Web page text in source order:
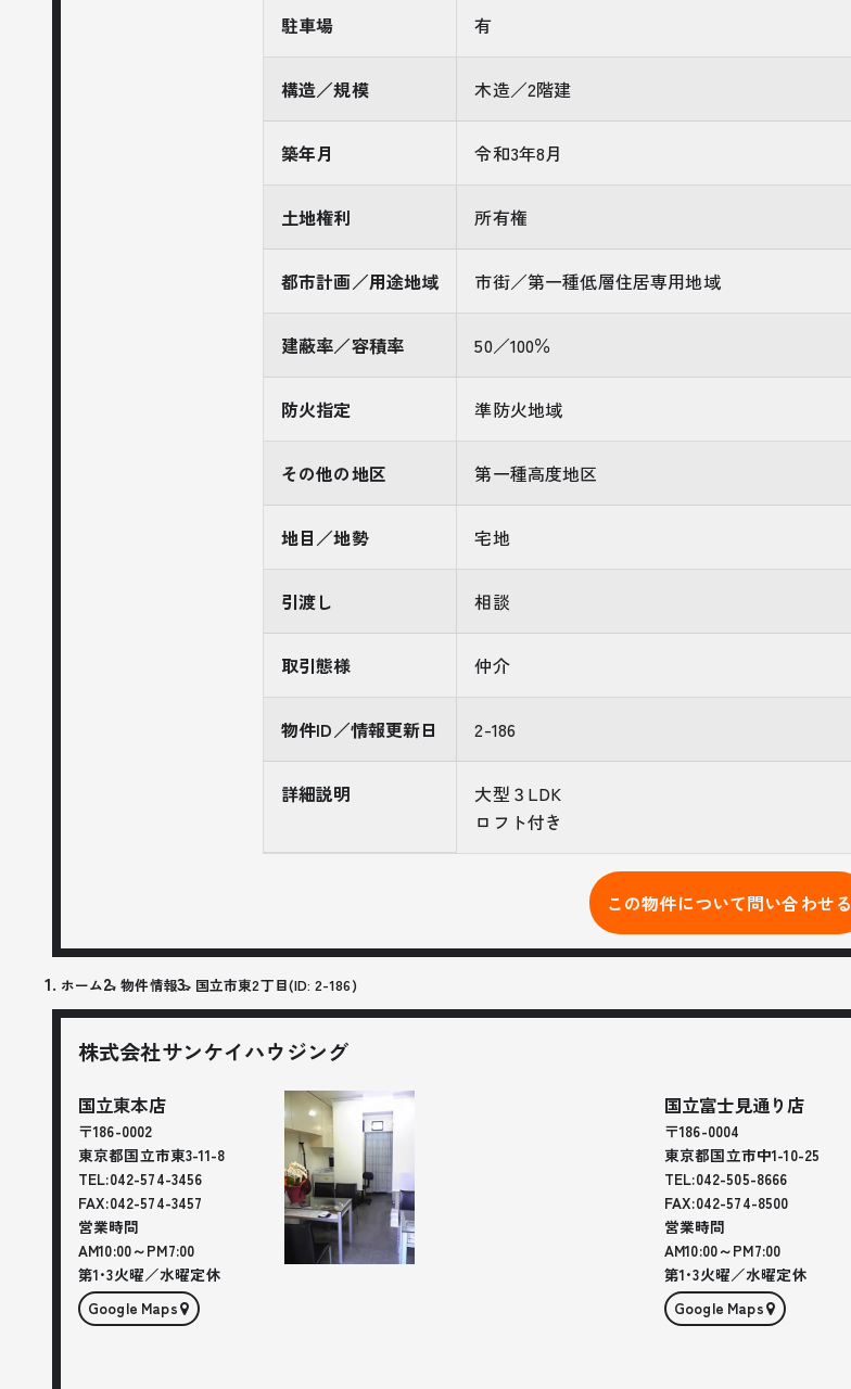
駐車場 有
構造／規模 木造／2階建
築年月 令和3年8月
土地権利 所有権
都市計画／用途地域 市街／第一種低層住居専用地域
建蔽率／容積率 50／100％
防火指定 準防火地域
その他の地区 第一種高度地区
地目／地勢 宅地
引渡し 相談
取引態様 仲介
物件ID／情報更新日 2-186
詳細説明
大型３LDK
ロフト付き
この物件について問い合わせる
ホーム 物件情報 国立市東2丁目(ID: 2-186)
株式会社サンケイハウジング
国立東本店
〒186-0002
東京都国立市東3-11-8
TEL:042-574-3456
FAX:042-574-3457
営業時間
AM10:00～PM7:00
第1･3火曜／水曜定休
Google Maps
国立富士見通り店
〒186-0004
東京都国立市中1-10-25
TEL:042-505-8666
FAX:042-574-8500
営業時間
AM10:00～PM7:00
第1･3火曜／水曜定休
Google Maps